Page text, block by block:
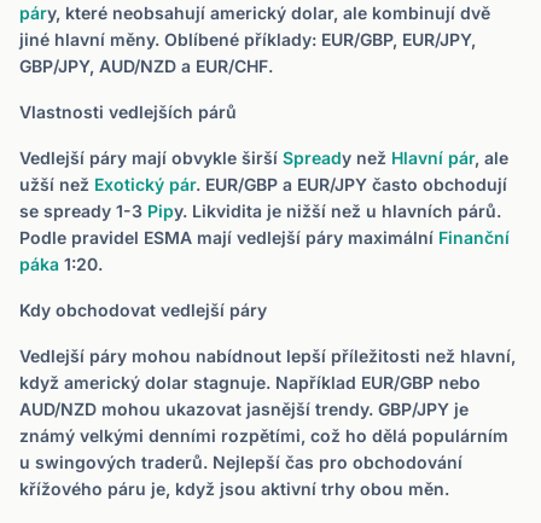
páry, které neobsahují americký dolar, ale kombinují dvě
jiné hlavní měny. Oblíbené příklady: EUR/GBP, EUR/JPY,
GBP/JPY, AUD/NZD a EUR/CHF.
Vlastnosti vedlejších párů
Vedlejší páry mají obvykle širší Spready než Hlavní pár, ale
užší než Exotický pár. EUR/GBP a EUR/JPY často obchodují
se spready 1-3 Pipy. Likvidita je nižší než u hlavních párů.
Podle pravidel ESMA mají vedlejší páry maximální Finanční
páka 1:20.
Kdy obchodovat vedlejší páry
Vedlejší páry mohou nabídnout lepší příležitosti než hlavní,
když americký dolar stagnuje. Například EUR/GBP nebo
AUD/NZD mohou ukazovat jasnější trendy. GBP/JPY je
známý velkými denními rozpětími, což ho dělá populárním
u swingových traderů. Nejlepší čas pro obchodování
křížového páru je, když jsou aktivní trhy obou měn.